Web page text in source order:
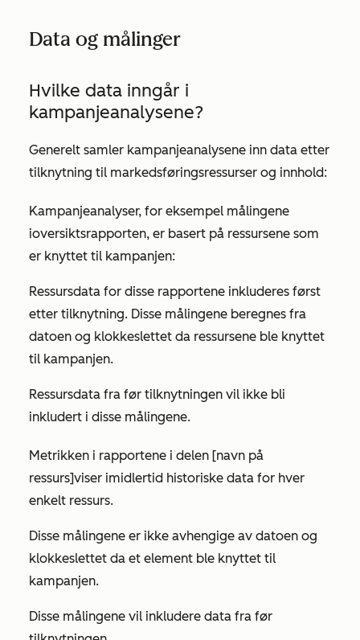
Data og målinger
Hvilke data inngår i
kampanjeanalysene?
Generelt samler kampanjeanalysene inn data etter
tilknytning til markedsføringsressurser og innhold:
Kampanjeanalyser, for eksempel målingene
ioversiktsrapporten, er basert på ressursene som
er knyttet til kampanjen:
Ressursdata for disse rapportene inkluderes først
etter tilknytning. Disse målingene beregnes fra
datoen og klokkeslettet da ressursene ble knyttet
til kampanjen.
Ressursdata fra før tilknytningen vil ikke bli
inkludert i disse målingene.
Metrikken i rapportene i delen [navn på
ressurs]viser imidlertid historiske data for hver
enkelt ressurs.
Disse målingene er ikke avhengige av datoen og
klokkeslettet da et element ble knyttet til
kampanjen.
Disse målingene vil inkludere data fra før